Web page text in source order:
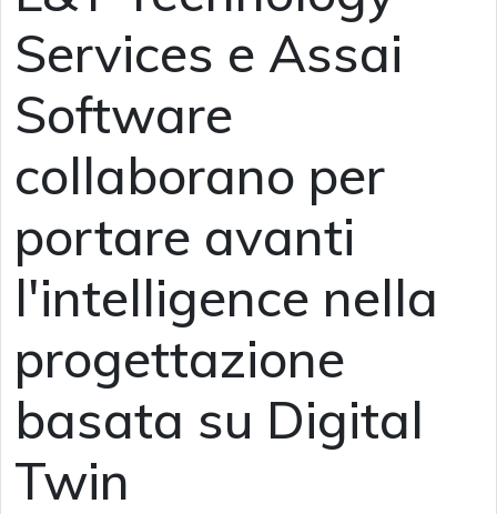
Services e Assai
Software
collaborano per
portare avanti
l'intelligence nella
progettazione
basata su Digital
Twin